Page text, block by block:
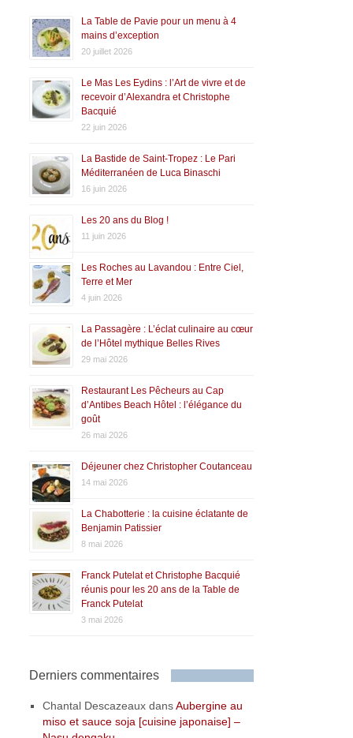
La Table de Pavie pour un menu à 4
mains d’exception
20 juillet 2026
Le Mas Les Eydins : l’Art de vivre et de
recevoir d’Alexandra et Christophe
Bacquié
22 juin 2026
La Bastide de Saint-Tropez : Le Pari
Méditerranéen de Luca Binaschi
16 juin 2026
Les 20 ans du Blog !
11 juin 2026
Les Roches au Lavandou : Entre Ciel,
Terre et Mer
4 juin 2026
La Passagère : L’éclat culinaire au cœur
de l’Hôtel mythique Belles Rives
29 mai 2026
Restaurant Les Pêcheurs au Cap
d’Antibes Beach Hôtel : l’élégance du
goût
26 mai 2026
Déjeuner chez Christopher Coutanceau
14 mai 2026
La Chabotterie : la cuisine éclatante de
Benjamin Patissier
8 mai 2026
Franck Putelat et Christophe Bacquié
réunis pour les 20 ans de la Table de
Franck Putelat
3 mai 2026
Derniers commentaires
Chantal Descazeaux dansAubergine au
miso et sauce soja [cuisine japonaise] –